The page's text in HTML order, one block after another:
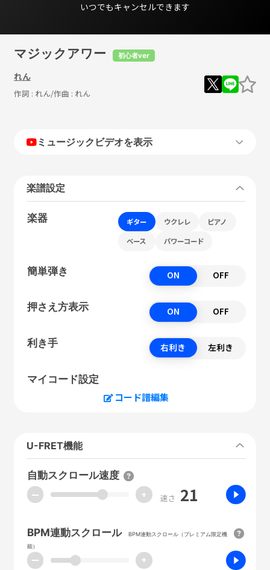
いつでもキャンセルできます
マジックアワー 初心者ver
れん
作詞 : れん/作曲 : れん
ミュージックビデオを表示
楽譜設定
楽器 ギター ウクレレ ピアノ
ベース パワーコード
簡単弾き ON OFF
押さえ方表示 ON OFF
利き手 右利き 左利き
マイコード設定
コード譜編集
U-FRET機能
自動スクロール速度
ー + 速さ 21
BPM連動スクロール
BPM連動スクロール（プレミアム限定機
能）
ー +